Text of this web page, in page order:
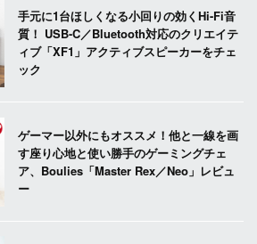
手元に1台ほしくなる小回りの効くHi-Fi音
質！ USB-C／Bluetooth対応のクリエイテ
ィブ「XF1」アクティブスピーカーをチェ
ック
ゲーマー以外にもオススメ！他と一線を画
す座り心地と使い勝手のゲーミングチェ
ア、Boulies「Master Rex／Neo」レビュ
ー